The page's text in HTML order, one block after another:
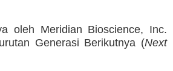
oleh Meridian Bioscience, Inc.
Generasi Berikutnya (Next